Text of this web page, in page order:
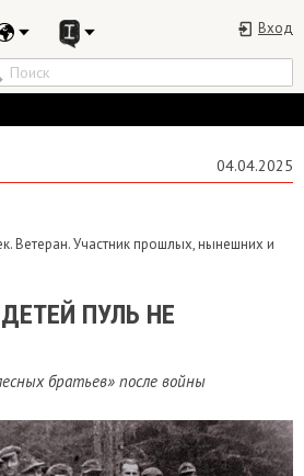
Вход
04.04.2025
Ветеран. Участник прошлых, нынешних и
ПУЛЬ НЕ
братьев» после войны